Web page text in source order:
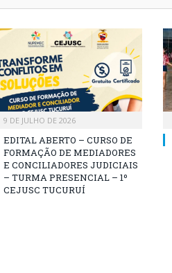
9 DE JULHO DE 2026
EDITAL ABERTO – CURSO DE
FORMAÇÃO DE MEDIADORES
E CONCILIADORES JUDICIAIS
– TURMA PRESENCIAL – 1º
CEJUSC TUCURUÍ